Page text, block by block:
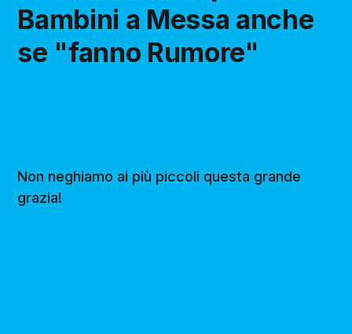
Bambini a Messa anche
se "fanno Rumore"
Non neghiamo ai più piccoli questa grande
grazia!